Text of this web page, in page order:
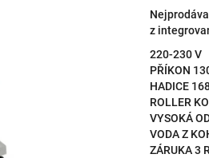
z
220-230 V
PŘÍKON
HADICE
ROLLER
VYSOKÁ
VODA Z
ZÁRUKA 3